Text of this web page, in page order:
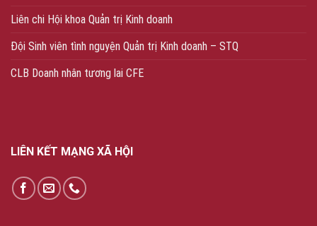
Liên chi Hội khoa Quản trị Kinh doanh
Đội Sinh viên tình nguyện Quản trị Kinh doanh – STQ
CLB Doanh nhân tương lai CFE
LIÊN KẾT MẠNG XÃ HỘI